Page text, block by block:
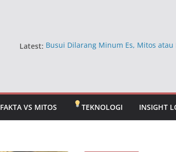
Latest: Busui Dilarang Minum Es, Mitos atau
Berbahaya bagi Kesehatan?
Mitos Rabun Jauh yang Masih
Dokter Ungkap Khasiat Vitamin C
FAKTA VS MITOS TEKNOLOGI INSIGHT